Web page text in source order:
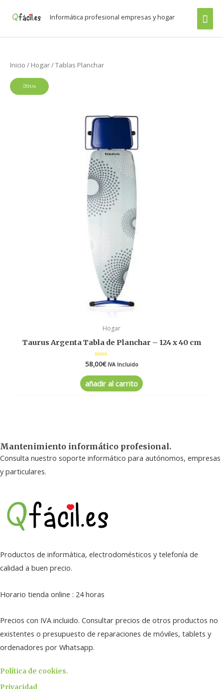
Informática profesional empresas y hogar
Inicio / Hogar/ Tablas Planchar
filtro
Hogar
Taurus Argenta Tabla de Planchar – 124 x 40 cm
Valorado
en
0
de
5
58,00€ IVA Incluido
añadir al carrito
Mantenimiento informático profesional.
Consulta nuestro soporte informático para autónomos, empresas
y particulares.
Productos de informática, electrodomésticos y telefonía de
calidad a buen precio.
Horario tienda online : 24 horas
Precios con IVA incluido. Consultar precios de otros productos no
existentes o presupuesto de reparaciones de móviles, tablets y
ordenadores por Whatsapp.
Política de cookies.
Privacidad
por: